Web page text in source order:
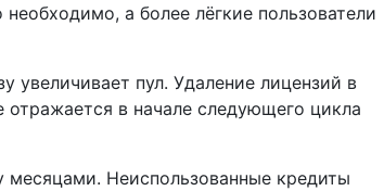
а более лёгкие пользователи
увеличивает пул. Удаление лицензий в
в начале следующего цикла
Неиспользованные кредиты